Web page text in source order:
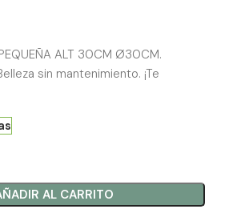
ALT 30CM Ø30CM.
sin mantenimiento. ¡Te
AL CARRITO